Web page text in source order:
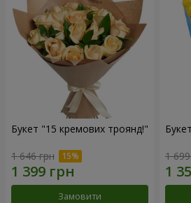
Букет "15 кремових троянд!"
1 646 грн
Замовити
1